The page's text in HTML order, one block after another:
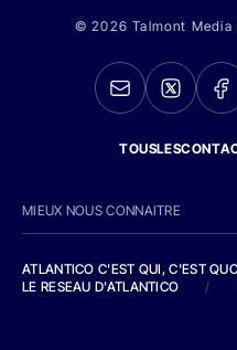
© 2026 Talmont
MIEUX NOUS CONNAITRE
ATLANTICO C'EST QUI, C'EST
LE RESEAU D'ATLANTICO
/